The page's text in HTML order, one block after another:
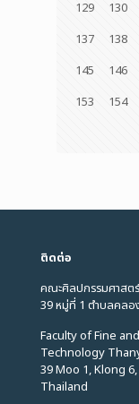
129
130
137
138
145
146
153
154
ติดต่อ
คณะศิลปกรรมศาสต
39 หมู่ที่ 1 ตำบลคลอ
Faculty of Fine
Technology
39 Moo 1, Klong
Thailand